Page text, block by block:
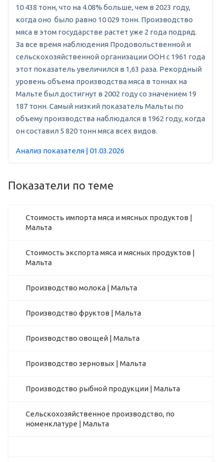
10 438 тонн, что на 4.08% больше, чем в 2023 году,
когда оно было равно 10 029 тонн. Производство
мяса в этом государстве растет уже 2 года подряд.
За все время наблюдения Продовольственной и
сельскохозяйственной организации ООН с 1961 года
этот показатель увеличился в 1,63 раза. Рекордный
уровень объема производства мяса в тоннах на
Мальте был достигнут в 2002 году со значением 19
187 тонн. Самый низкий показатель Мальты по
объему производства наблюдался в 1962 году, когда
он составил 5 820 тонн мяса всех видов.
Анализ показателя | 01.03.2026
Показатели по теме
Стоимость импорта мяса и мясных продуктов |
Мальта
Стоимость экспорта мяса и мясных продуктов |
Мальта
Производство молока | Мальта
Производство фруктов | Мальта
Производство овощей | Мальта
Производство зерновых | Мальта
Производство рыбной продукции | Мальта
Сельскохозяйственное производство, по
номенклатуре | Мальта